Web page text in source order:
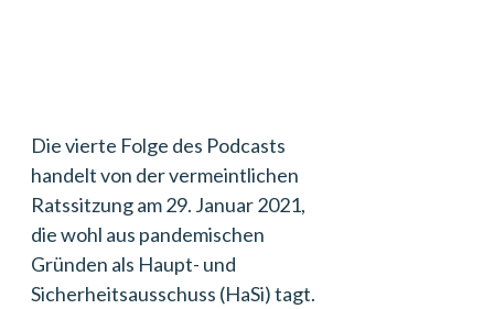
Die vierte Folge des Podcasts
handelt von der vermeintlichen
Ratssitzung am 29. Januar 2021,
die wohl aus pandemischen
Gründen als Haupt- und
Sicherheitsausschuss (HaSi) tagt.